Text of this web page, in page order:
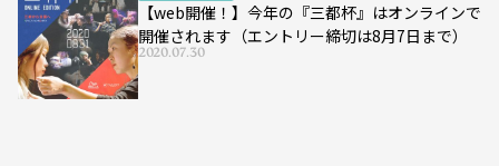
【web開催！】今年の『三都杯』はオンラインで
開催されます（エントリー締切は8月7日まで）
2020.07.30